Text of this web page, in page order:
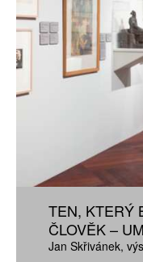
TEN, KTERÝ
ČLOVĚK –
Jan Skřivánek